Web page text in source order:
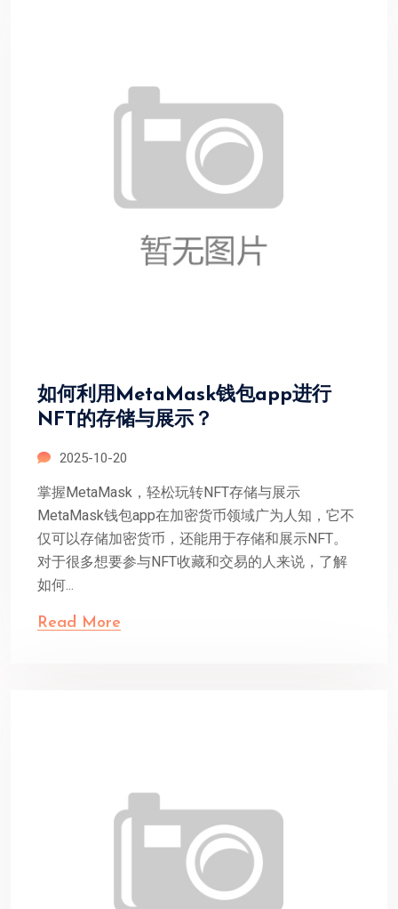
如何利用MetaMask钱包app进行
NFT的存储与展示？
2025-10-20
掌握MetaMask，轻松玩转NFT存储与展示
MetaMask钱包app在加密货币领域广为人知，它不
仅可以存储加密货币，还能用于存储和展示NFT。
对于很多想要参与NFT收藏和交易的人来说，了解
如何...
Read More